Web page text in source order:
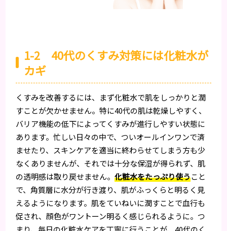
1-2 40代のくすみ対策には化粧水が
カギ
くすみを改善するには、まず化粧水で肌をしっかりと潤
すことが欠かせません。特に40代の肌は乾燥しやすく、
バリア機能の低下によってくすみが進行しやすい状態に
あります。忙しい日々の中で、ついオールインワンで済
ませたり、スキンケアを適当に終わらせてしまう方も少
なくありませんが、それでは十分な保湿が得られず、肌
の透明感は取り戻せません。化粧水をたっぷり使うこと
で、角質層に水分が行き渡り、肌がふっくらと明るく見
えるようになります。肌をていねいに潤すことで血行も
促され、顔色がワントーン明るく感じられるように。つ